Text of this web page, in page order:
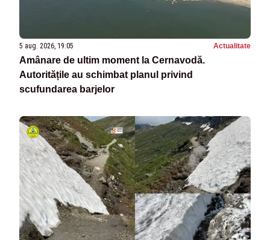
5 aug. 2026, 19:05 Actualitate
Amânare de ultim moment la Cernavodă.
Autoritățile au schimbat planul privind
scufundarea barjelor